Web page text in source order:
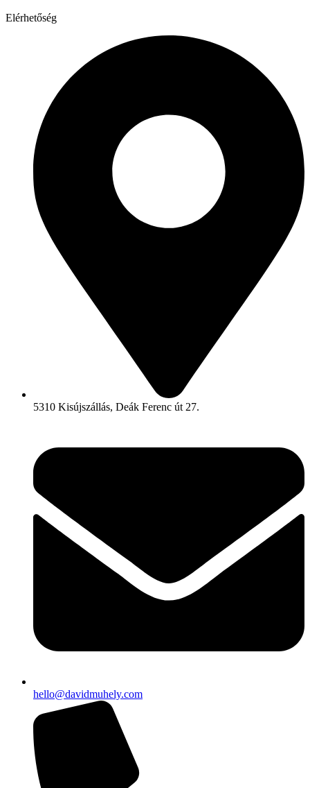
Elérhetőség
5310 Kisújszállás, Deák Ferenc út 27.
hello@davidmuhely.com